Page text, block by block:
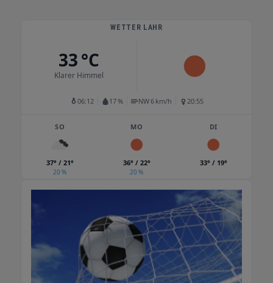
WETTER LAHR
33 °C
Klarer Himmel
06:12 17 % NW 6 km/h 20:55
SO
37° / 21°
20 %
MO
36° / 22°
20 %
DI
33° / 19°